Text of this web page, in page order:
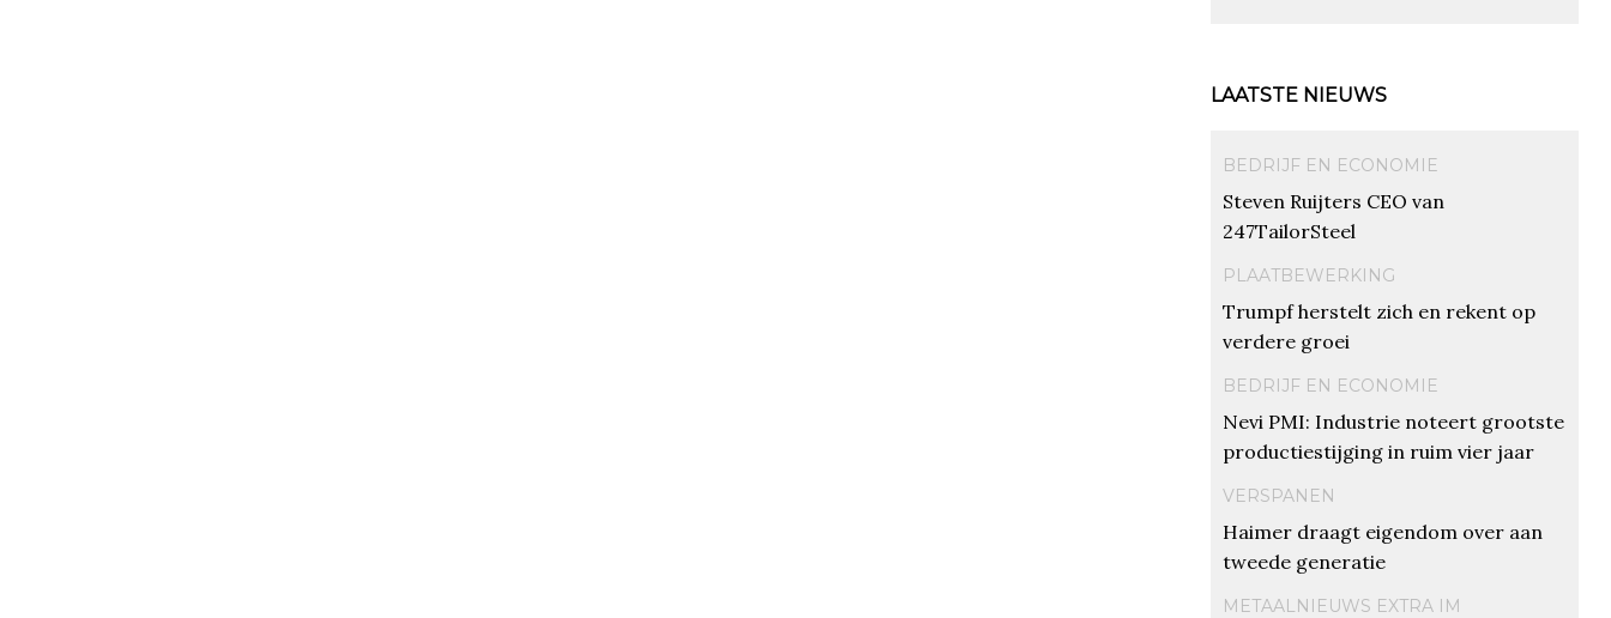
LAATSTE NIEUWS
BEDRIJF EN ECONOMIE
Steven Ruijters CEO van
247TailorSteel
PLAATBEWERKING
Trumpf herstelt zich en rekent op
verdere groei
BEDRIJF EN ECONOMIE
Nevi PMI: Industrie noteert grootste
productiestijging in ruim vier jaar
VERSPANEN
Haimer draagt eigendom over aan
tweede generatie
METAALNIEUWS EXTRA IM